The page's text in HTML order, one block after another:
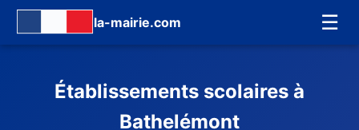
la-mairie.com ☰
Établissements scolaires à
Bathelémont